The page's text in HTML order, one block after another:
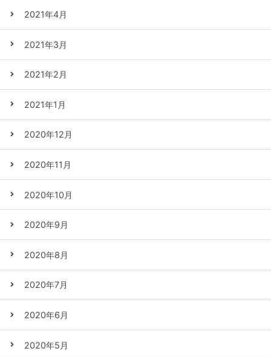
2021年4月
2021年3月
2021年2月
2021年1月
2020年12月
2020年11月
2020年10月
2020年9月
2020年8月
2020年7月
2020年6月
2020年5月